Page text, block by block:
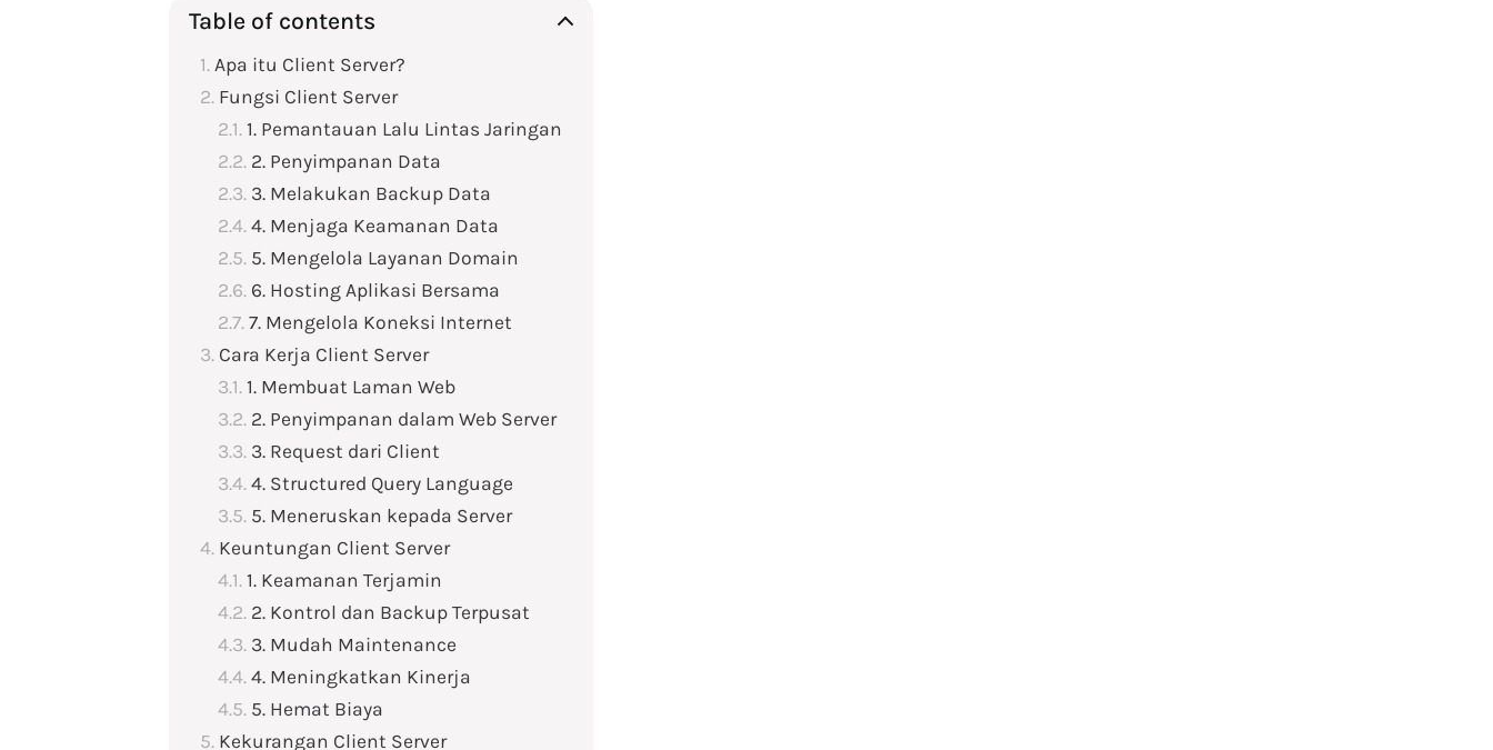
Table of contents
Apa itu Client Server?
Fungsi Client Server
1. Pemantauan Lalu Lintas Jaringan
2. Penyimpanan Data
3. Melakukan Backup Data
4. Menjaga Keamanan Data
5. Mengelola Layanan Domain
6. Hosting Aplikasi Bersama
7. Mengelola Koneksi Internet
Cara Kerja Client Server
1. Membuat Laman Web
2. Penyimpanan dalam Web Server
3. Request dari Client
4. Structured Query Language
5. Meneruskan kepada Server
Keuntungan Client Server
1. Keamanan Terjamin
2. Kontrol dan Backup Terpusat
3. Mudah Maintenance
4. Meningkatkan Kinerja
5. Hemat Biaya
Kekurangan Client Server